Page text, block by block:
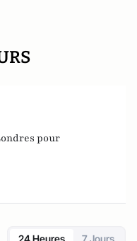
pour
24 Heures 7 Jours